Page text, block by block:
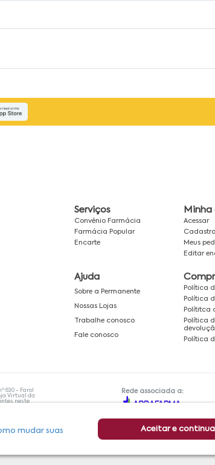
mudar suas
Aceitar e
Serviços
Convênio Farmácia
Farmácia Popular
Encarte
Acessar
Meus
Editar
Ajuda
Sobre a Permanente
Nossas Lojas
Trabalhe conosco
Fale conosco
Política
Política
Polítitca
Política
Política
630 - Farol
Virtual da
neste
para
as
da
Rede associada a: